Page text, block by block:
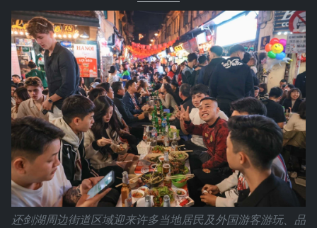
还剑湖周边街道区域迎来许多当地居民及外国游客游玩、品